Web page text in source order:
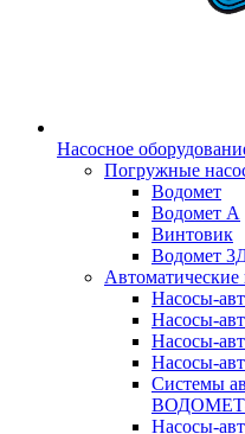
Насосное
Погружные
Водомет
Водомет А
Винтовик
Водомет
Насосы-
Насосы-
Насосы-
Насосы-
Системы
Насосы-